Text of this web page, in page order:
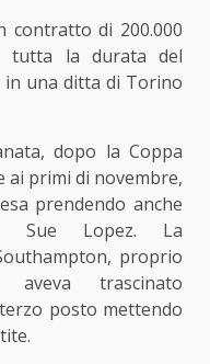
contratto di 200.000
tutta la durata del
una ditta di Torino
dopo la Coppa
ai primi di novembre,
prendendo anche
Sue Lopez. La
proprio
aveva trascinato
posto mettendo